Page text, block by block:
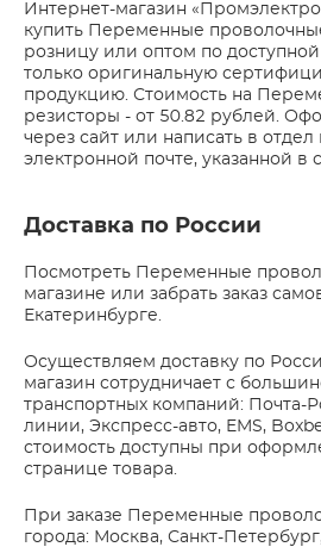
Интернет-магазин
купить Переменные
розницу или оптом по
только оригинальную
продукцию. Стоимость на
резисторы - от 50.82 рублей.
через сайт или написать в
электронной почте, указанной в
Доставка по России
Посмотреть Переменные
магазине или забрать заказ
Екатеринбурге.
Осуществляем доставку по
магазин сотрудничает с
транспортных компаний: Почта-
линии, Экспресс-авто, EMS,
стоимость доступны при
странице товара.
При заказе Переменные
города: Москва, Санкт-